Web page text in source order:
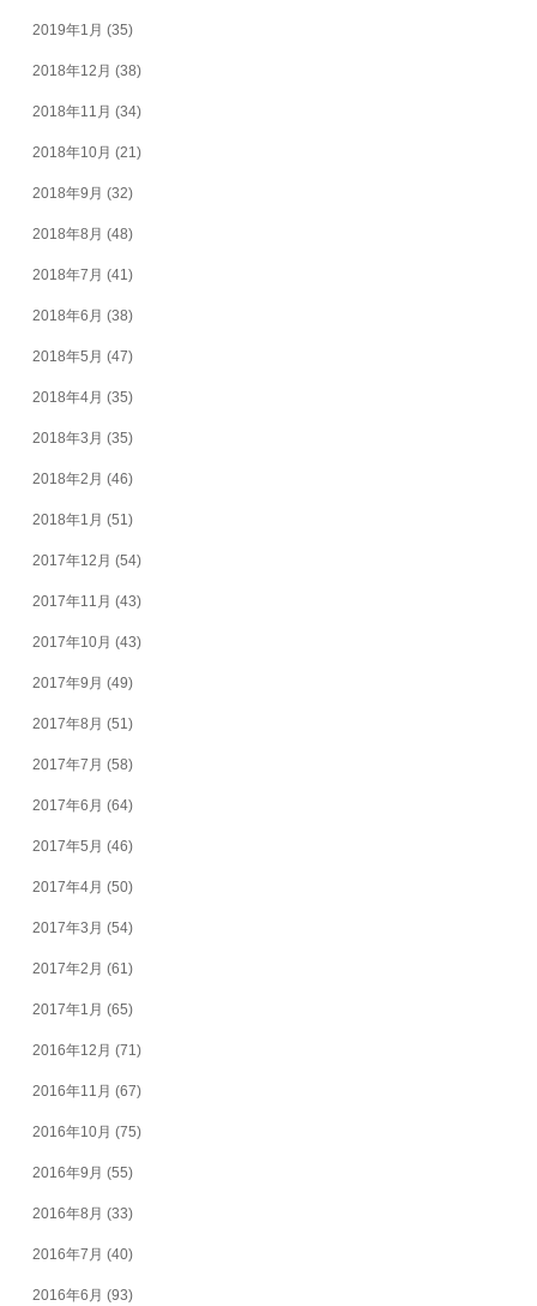
2019年1月 (35)
2018年12月 (38)
2018年11月 (34)
2018年10月 (21)
2018年9月 (32)
2018年8月 (48)
2018年7月 (41)
2018年6月 (38)
2018年5月 (47)
2018年4月 (35)
2018年3月 (35)
2018年2月 (46)
2018年1月 (51)
2017年12月 (54)
2017年11月 (43)
2017年10月 (43)
2017年9月 (49)
2017年8月 (51)
2017年7月 (58)
2017年6月 (64)
2017年5月 (46)
2017年4月 (50)
2017年3月 (54)
2017年2月 (61)
2017年1月 (65)
2016年12月 (71)
2016年11月 (67)
2016年10月 (75)
2016年9月 (55)
2016年8月 (33)
2016年7月 (40)
2016年6月 (93)